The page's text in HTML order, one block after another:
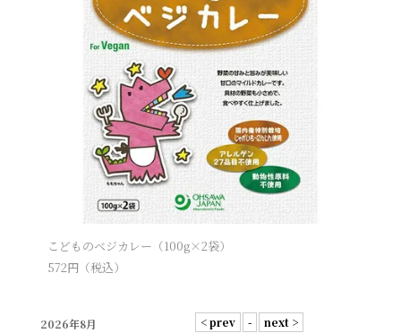
こどものベジカレー（100g×2袋）
572円（税込）
2026年8月